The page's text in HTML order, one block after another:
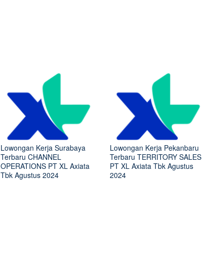
Lowongan Kerja Surabaya
Terbaru CHANNEL
OPERATIONS PT XL Axiata
Tbk Agustus 2024
Lowongan Kerja Pekanbaru
Terbaru TERRITORY SALES
PT XL Axiata Tbk Agustus
2024